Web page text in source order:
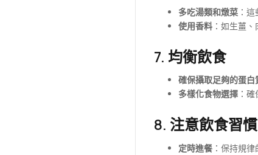
多吃湯類和燉菜 ：
使用香料 ：如生薑
7. 均衡飲食
確保攝取足夠的蛋白
多樣化食物選擇 ：
8. 注意飲食習慣
定時進餐 ：保持規